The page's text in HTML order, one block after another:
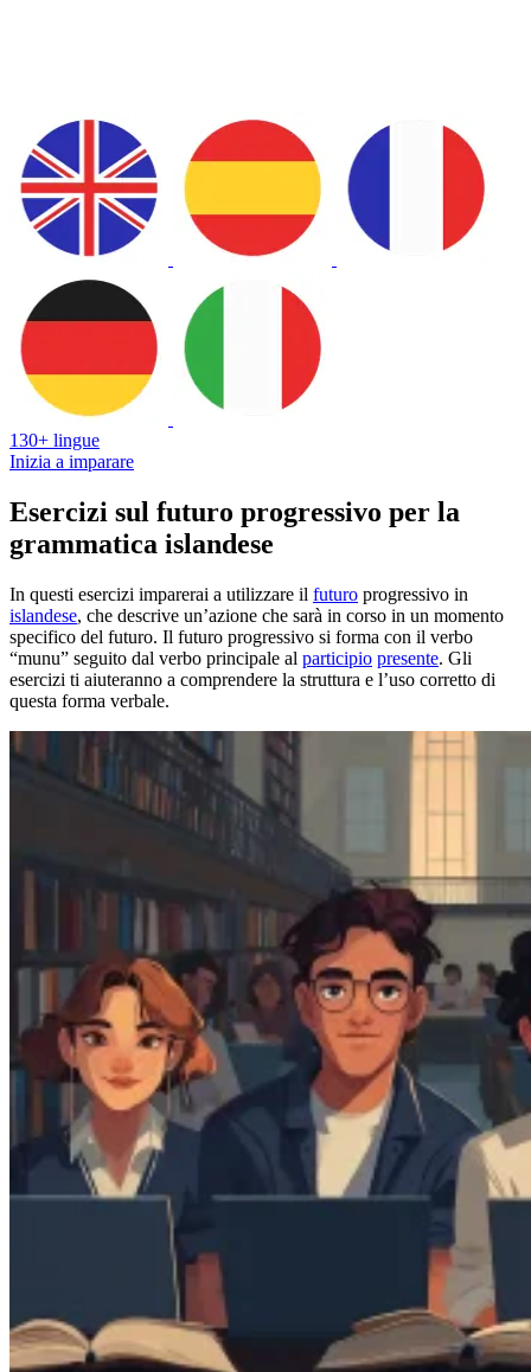
130+ lingue
Inizia a imparare
Esercizi sul futuro progressivo per la
grammatica islandese
In questi esercizi imparerai a utilizzare il futuro progressivo in
islandese, che descrive un’azione che sarà in corso in un momento
specifico del futuro. Il futuro progressivo si forma con il verbo
“munu” seguito dal verbo principale al participio presente. Gli
esercizi ti aiuteranno a comprendere la struttura e l’uso corretto di
questa forma verbale.